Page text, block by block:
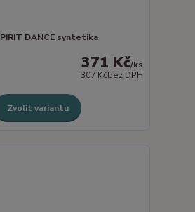
DANCE syntetika
371 Kč/ks
307 Kčbez DPH
Zvolit variantu